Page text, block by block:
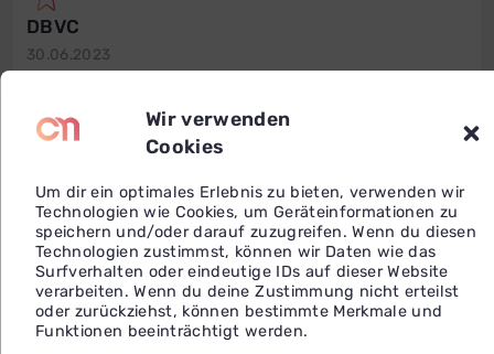
Wir verwenden
Cookies
Um dir ein optimales Erlebnis zu bieten, verwenden wir
Technologien wie Cookies, um Geräteinformationen zu
speichern und/oder darauf zuzugreifen. Wenn du diesen
Technologien zustimmst, können wir Daten wie das
Surfverhalten oder eindeutige IDs auf dieser Website
verarbeiten. Wenn du deine Zustimmung nicht erteilst
oder zurückziehst, können bestimmte Merkmale und
Funktionen beeinträchtigt werden.
DBVC
30.06.2023
30.06.2023
ICF
31.03.2025
Meine Coaching-Schwerpunkte
Business & Management